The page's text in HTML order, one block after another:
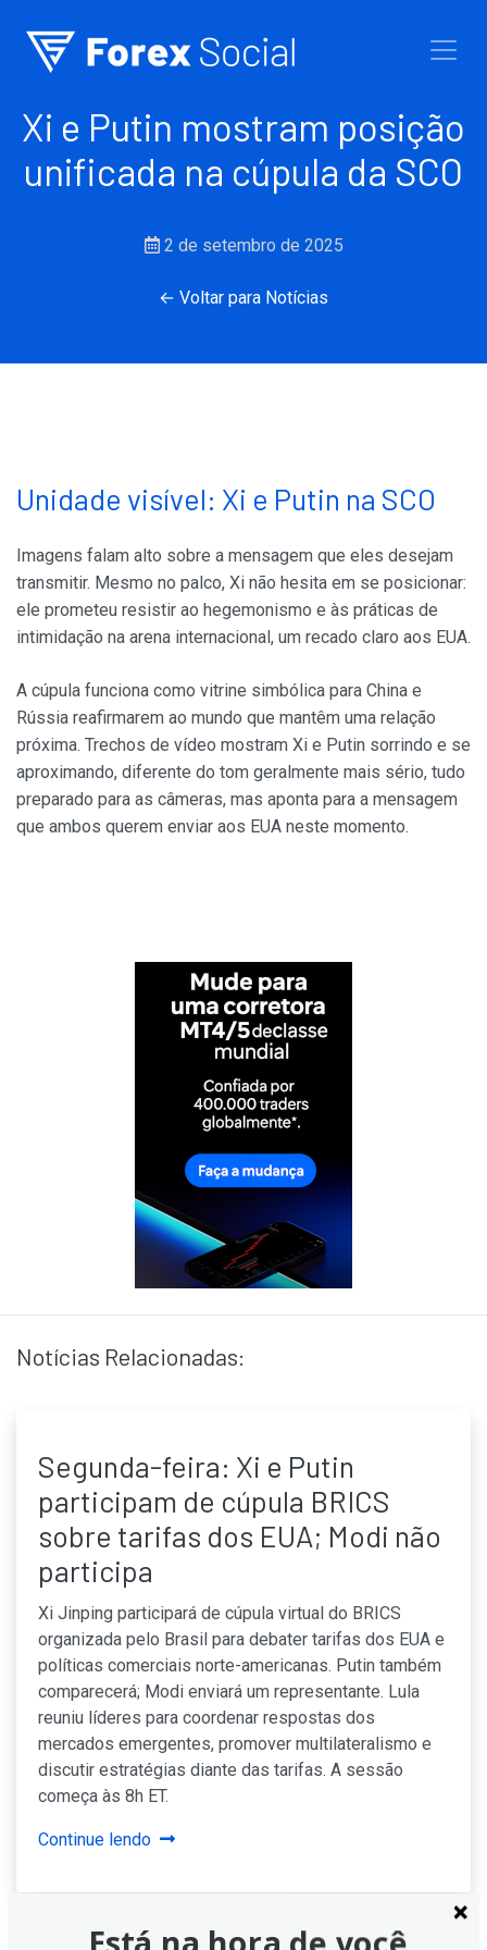
Xi e Putin mostram posição
unificada na cúpula da SCO
2 de setembro de 2025
← Voltar para Notícias
Unidade visível: Xi e Putin na SCO
Imagens falam alto sobre a mensagem que eles desejam
transmitir. Mesmo no palco, Xi não hesita em se posicionar:
ele prometeu resistir ao hegemonismo e às práticas de
intimidação na arena internacional, um recado claro aos EUA.
A cúpula funciona como vitrine simbólica para China e
Rússia reafirmarem ao mundo que mantêm uma relação
próxima. Trechos de vídeo mostram Xi e Putin sorrindo e se
aproximando, diferente do tom geralmente mais sério, tudo
preparado para as câmeras, mas aponta para a mensagem
que ambos querem enviar aos EUA neste momento.
Notícias Relacionadas:
Segunda-feira: Xi e Putin
participam de cúpula BRICS
sobre tarifas dos EUA; Modi não
participa
Xi Jinping participará de cúpula virtual do BRICS
organizada pelo Brasil para debater tarifas dos EUA e
políticas comerciais norte-americanas. Putin também
comparecerá; Modi enviará um representante. Lula
reuniu líderes para coordenar respostas dos
mercados emergentes, promover multilateralismo e
discutir estratégias diante das tarifas. A sessão
começa às 8h ET.
Continue lendo